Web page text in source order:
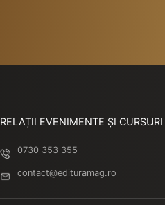
RELAȚII EVENIMENTE ȘI CURSURI
0730 353 355
contact@edituramag.ro